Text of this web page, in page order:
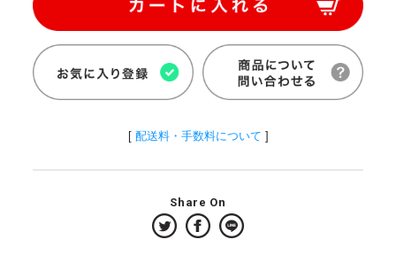
[ 配送料・手数料について ]
Share On